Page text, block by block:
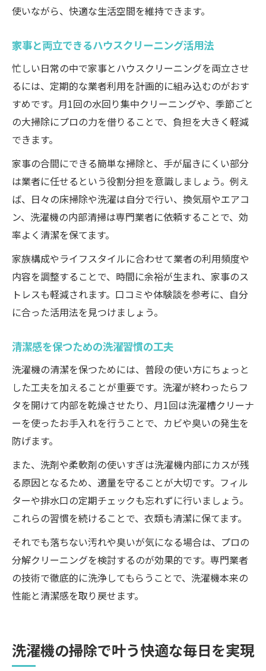
使いながら、快適な生活空間を維持できます。
家事と両立できるハウスクリーニング活用法
忙しい日常の中で家事とハウスクリーニングを両立させ
るには、定期的な業者利用を計画的に組み込むのがおす
すめです。月1回の水回り集中クリーニングや、季節ごと
の大掃除にプロの力を借りることで、負担を大きく軽減
できます。
家事の合間にできる簡単な掃除と、手が届きにくい部分
は業者に任せるという役割分担を意識しましょう。例え
ば、日々の床掃除や洗濯は自分で行い、換気扇やエアコ
ン、洗濯機の内部清掃は専門業者に依頼することで、効
率よく清潔を保てます。
家族構成やライフスタイルに合わせて業者の利用頻度や
内容を調整することで、時間に余裕が生まれ、家事のス
トレスも軽減されます。口コミや体験談を参考に、自分
に合った活用法を見つけましょう。
清潔感を保つための洗濯習慣の工夫
洗濯機の清潔を保つためには、普段の使い方にちょっと
した工夫を加えることが重要です。洗濯が終わったらフ
タを開けて内部を乾燥させたり、月1回は洗濯槽クリーナ
ーを使ったお手入れを行うことで、カビや臭いの発生を
防げます。
また、洗剤や柔軟剤の使いすぎは洗濯機内部にカスが残
る原因となるため、適量を守ることが大切です。フィル
ターや排水口の定期チェックも忘れずに行いましょう。
これらの習慣を続けることで、衣類も清潔に保てます。
それでも落ちない汚れや臭いが気になる場合は、プロの
分解クリーニングを検討するのが効果的です。専門業者
の技術で徹底的に洗浄してもらうことで、洗濯機本来の
性能と清潔感を取り戻せます。
洗濯機の掃除で叶う快適な毎日を実現